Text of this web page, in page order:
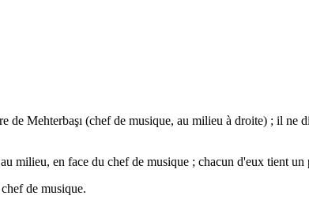
de Mehterbaşı (chef de musique, au milieu à droite) ; il ne
milieu, en face du chef de musique ; chacun d'eux tient
de musique.